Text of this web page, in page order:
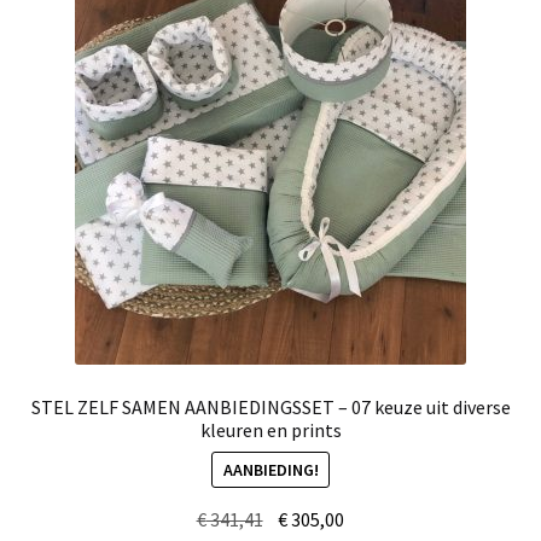
STEL ZELF SAMEN AANBIEDINGSSET – 07 keuze uit diverse
kleuren en prints
AANBIEDING!
€341,41 Oorspronkelijke
€305,00